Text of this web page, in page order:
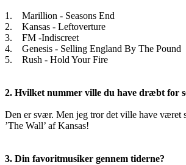
1. Marillion - Seasons End
2. Kansas - Leftoverture
3. FM -Indiscreet
4. Genesis - Selling England By The Pound
5. Rush - Hold Your Fire
2. Hvilket nummer ville du have dræbt for
Den er svær. Men jeg tror det ville have været
’The Wall’ af Kansas!
3. Din favoritmusiker gennem tiderne?